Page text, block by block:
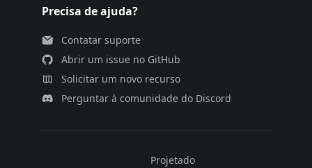
Precisa de ajuda?
Contatar suporte
Abrir um issue no GitHub
Solicitar um novo recurso
Perguntar à comunidade do Discord
Projetado